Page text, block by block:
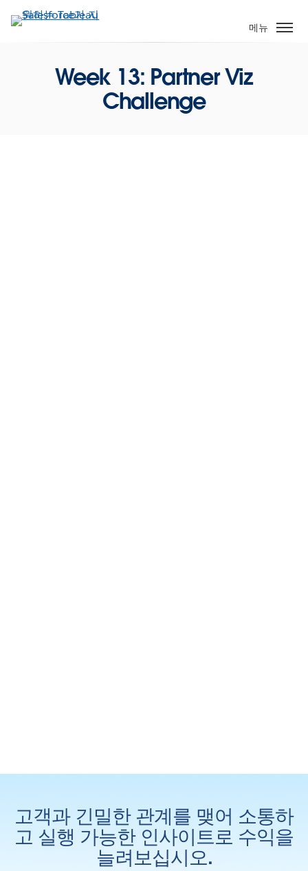
요
메뉴
Week 13: Partner Viz
Challenge
고객과 긴밀한 관계를 맺어 소통하
고 실행 가능한 인사이트로 수익을
늘려보십시오.